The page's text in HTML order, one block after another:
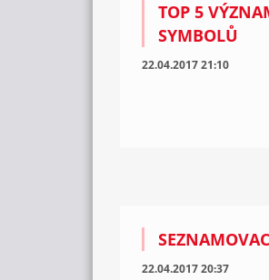
TOP 5
SYMBOLŮ
22.04.2017 21:10
22.04.2017 20:37